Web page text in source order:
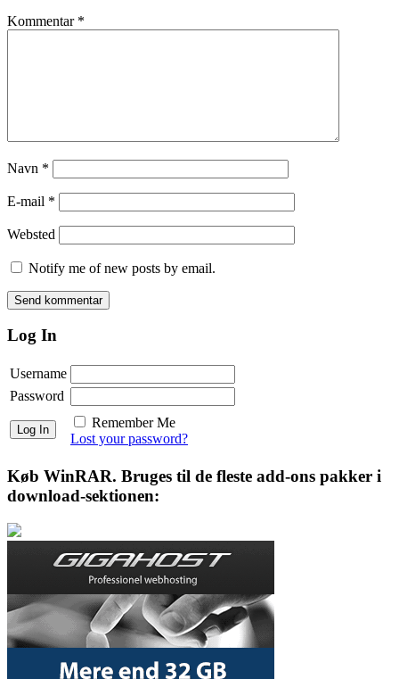
Kommentar *
Navn *
E-mail *
Websted
Notify me of new posts by email.
Log In
Username
Password
Remember Me
Lost your password?
Køb WinRAR. Bruges til de fleste add-ons pakker i
download-sektionen: